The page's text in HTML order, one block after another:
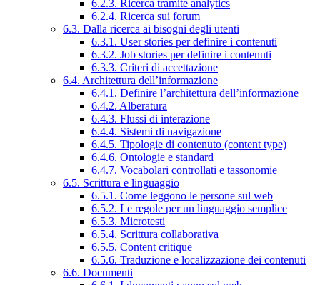
6.2.3. Ricerca tramite analytics
6.2.4. Ricerca sui forum
6.3. Dalla ricerca ai bisogni degli utenti
6.3.1. User stories per definire i contenuti
6.3.2. Job stories per definire i contenuti
6.3.3. Criteri di accettazione
6.4. Architettura dell’informazione
6.4.1. Definire l’architettura dell’informazione
6.4.2. Alberatura
6.4.3. Flussi di interazione
6.4.4. Sistemi di navigazione
6.4.5. Tipologie di contenuto (content type)
6.4.6. Ontologie e standard
6.4.7. Vocabolari controllati e tassonomie
6.5. Scrittura e linguaggio
6.5.1. Come leggono le persone sul web
6.5.2. Le regole per un linguaggio semplice
6.5.3. Microtesti
6.5.4. Scrittura collaborativa
6.5.5. Content critique
6.5.6. Traduzione e localizzazione dei contenuti
6.6. Documenti